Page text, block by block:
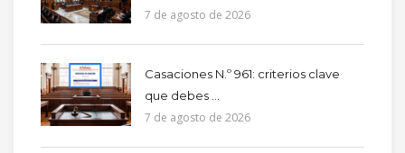
7 de agosto de 2026
Casaciones N.º 961: criterios clave
que debes ...
7 de agosto de 2026